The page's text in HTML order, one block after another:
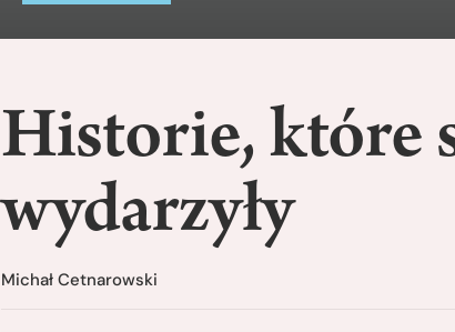
Historie, które
wydarzyły
Michał Cetnarowski